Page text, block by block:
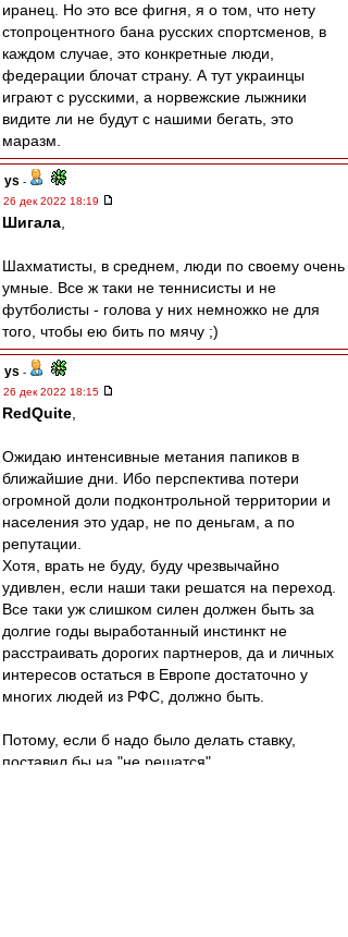
иранец. Но это все фигня, я о том, что нету
стопроцентного бана русских спортсменов, в
каждом случае, это конкретные люди,
федерации блочат страну. А тут украинцы
играют с русскими, а норвежские лыжники
видите ли не будут с нашими бегать, это
маразм.
ys -
26 дек 2022 18:19
Шигала
Шахматисты, в среднем, люди по своему очень
умные. Все ж таки не теннисисты и не
футболисты - голова у них немножко не для
того, чтобы ею бить по мячу ;)
ys -
26 дек 2022 18:15
RedQuite
Ожидаю интенсивные метания папиков в
ближайшие дни. Ибо перспектива потери
огромной доли подконтрольной территории и
населения это удар, не по деньгам, а по
репутации.
Хотя, врать не буду, буду чрезвычайно
удивлен, если наши таки решатся на переход.
Все таки уж слишком силен должен быть за
долгие годы выработанный инстинкт не
расстраивать дорогих партнеров, да и личных
интересов остаться в Европе достаточно у
многих людей из РФС, должно быть.
Потому, если б надо было делать ставку,
поставил бы на "не решатся".